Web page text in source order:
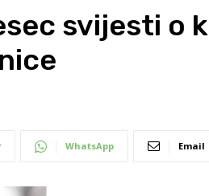
svijesti o
WhatsApp Email